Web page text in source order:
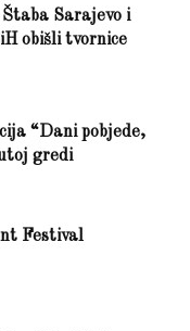
Sarajevo i
obišli tvornice
“Dani pobjede,
gredi
Festival